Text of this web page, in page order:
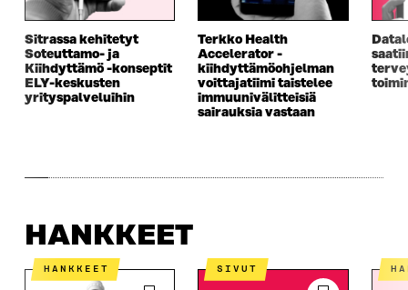
Sitrassa kehitetyt
Soteuttamo- ja
Kiihdyttämö -konseptit
ELY-keskusten
yrityspalveluihin
Terkko Health
Accelerator -
kiihdyttämö­ohjelman
voittajatiimi taistelee
immuunivälitteisiä
sairauksia vastaan
HANKKEET
HANKKEET SIVUT